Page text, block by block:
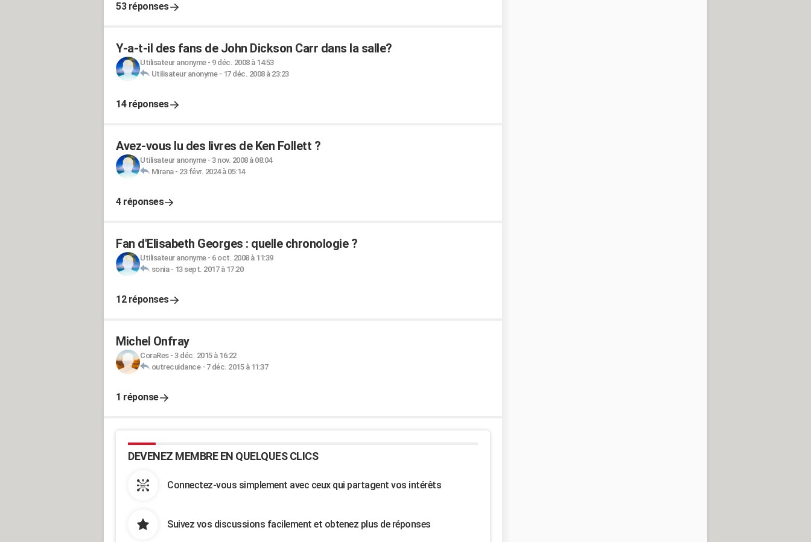
53 réponses
Y-a-t-il des fans de John Dickson Carr dans la salle?
Utilisateur anonyme- 9 déc. 2008 à 14:53
Utilisateur anonyme- 17 déc. 2008 à 23:23
14 réponses
Avez-vous lu des livres de Ken Follett ?
Utilisateur anonyme- 3 nov. 2008 à 08:04
Mirana- 23 févr. 2024 à 05:14
4 réponses
Fan d'Elisabeth Georges : quelle chronologie ?
Utilisateur anonyme- 6 oct. 2008 à 11:39
sonia- 13 sept. 2017 à 17:20
12 réponses
Michel Onfray
CoraRes- 3 déc. 2015 à 16:22
outrecuidance- 7 déc. 2015 à 11:37
1 réponse
DEVENEZ MEMBRE EN QUELQUES CLICS
Connectez-vous simplement avec ceux qui partagent vos intérêts
Suivez vos discussions facilement et obtenez plus de réponses